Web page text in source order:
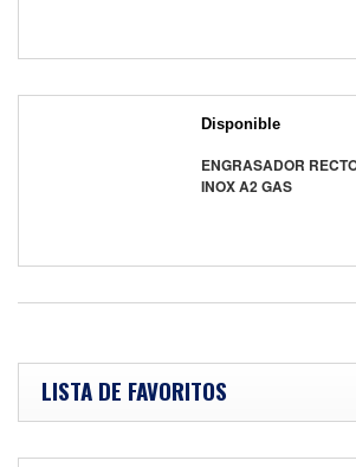
Disponible
ENGRASADOR
INOX A2 GAS
LISTA DE FAVORITOS